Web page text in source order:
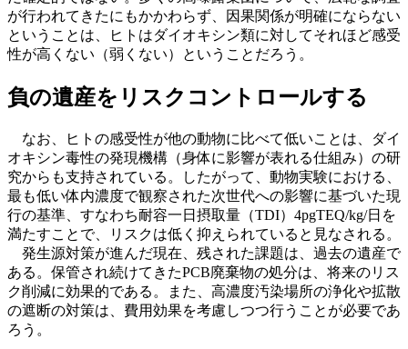
が行われてきたにもかかわらず、因果関係が明確にならない
ということは、ヒトはダイオキシン類に対してそれほど感受
性が高くない（弱くない）ということだろう。
負の遺産をリスクコントロールする
なお、ヒトの感受性が他の動物に比べて低いことは、ダイ
オキシン毒性の発現機構（身体に影響が表れる仕組み）の研
究からも支持されている。したがって、動物実験における、
最も低い体内濃度で観察された次世代への影響に基づいた現
行の基準、すなわち耐容一日摂取量（TDI）4pgTEQ/kg/日を
満たすことで、リスクは低く抑えられていると見なされる。
発生源対策が進んだ現在、残された課題は、過去の遺産で
ある。保管され続けてきたPCB廃棄物の処分は、将来のリス
ク削減に効果的である。また、高濃度汚染場所の浄化や拡散
の遮断の対策は、費用効果を考慮しつつ行うことが必要であ
ろう。